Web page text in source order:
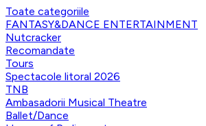
Toate categoriile
FANTASY&DANCE ENTERTAINMENT
Nutcracker
Recomandate
Tours
Spectacole litoral 2026
TNB
Ambasadorii Musical Theatre
Ballet/Dance